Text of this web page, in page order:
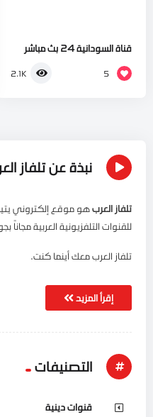
قناة السودانية 24 بث مباشر
5
2.1K
نبذة عن تلفاز
تلفاز العربهو موقع إلكتروني
للقنوات التلفزيونية العربية مجاناً
تلفاز العرب معك أينما كنت.
إقرأ المزيد
التصنيفات
قنوات دينية